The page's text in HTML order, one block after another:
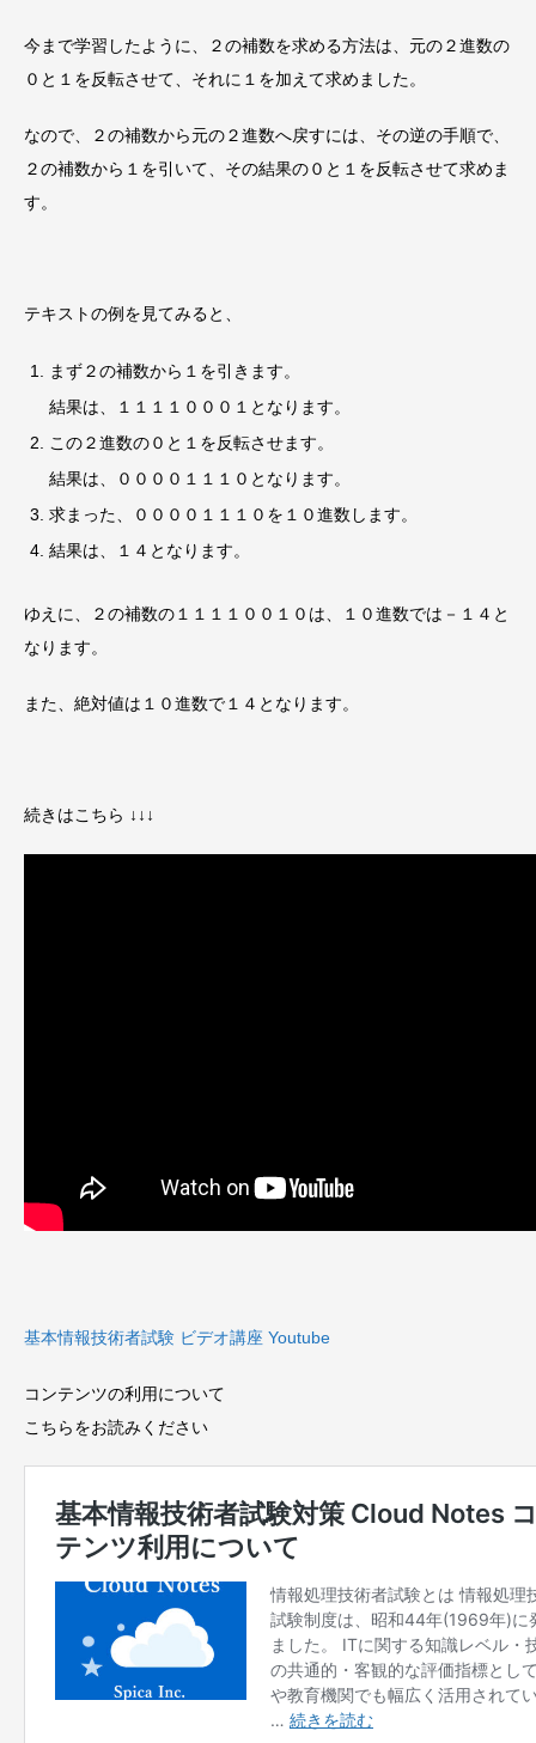
今まで学習したように、２の補数を求める方法は、元の２進数の
０と１を反転させて、それに１を加えて求めました。
なので、２の補数から元の２進数へ戻すには、その逆の手順で、
２の補数から１を引いて、その結果の０と１を反転させて求めま
す。
テキストの例を見てみると、
まず２の補数から１を引きます。
結果は、１１１１０００１となります。
この２進数の０と１を反転させます。
結果は、００００１１１０となります。
求まった、００００１１１０を１０進数します。
結果は、１４となります。
ゆえに、２の補数の１１１１００１０は、１０進数では－１４と
なります。
また、絶対値は１０進数で１４となります。
続きはこちら ↓↓↓
基本情報技術者試験 ビデオ講座 Youtube
コンテンツの利用について
こちらをお読みください